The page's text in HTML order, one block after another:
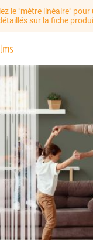
le "mètre linéaire"
sur la fiche